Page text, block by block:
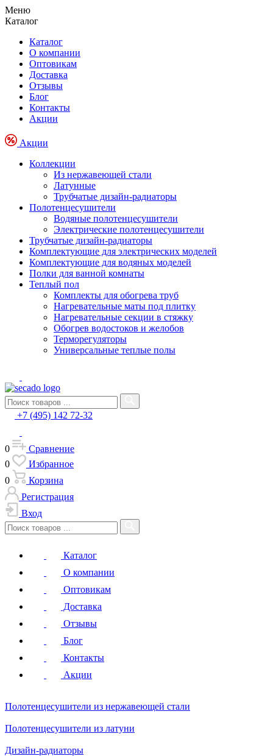
Меню
Каталог
Каталог
О компании
Оптовикам
Доставка
Отзывы
Блог
Контакты
Акции
Акции
Коллекции
Из нержавеющей стали
Латунные
Трубчатые дизайн-радиаторы
Полотенцесушители
Водяные полотенцесушители
Электрические полотенцесушители
Трубчатые дизайн-радиаторы
Комплектующие для электрических моделей
Комплектующие для водяных моделей
Полки для ванной комнаты
Теплый пол
Комплекты для обогрева труб
Нагревательные маты под плитку
Нагревательные секции в стяжку
Обогрев водостоков и желобов
Терморегуляторы
Универсальные теплые полы
+7 (495) 142 72-32
0
Сравнение
0
Избранное
0
Корзина
Регистрация
Вход
Каталог
О компании
Оптовикам
Доставка
Отзывы
Блог
Контакты
Акции
Полотенцесушители из нержавеющей стали
Полотенцесушители из латуни
Дизайн-радиаторы